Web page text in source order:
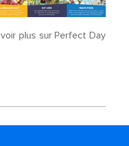
plus sur Perfect Day